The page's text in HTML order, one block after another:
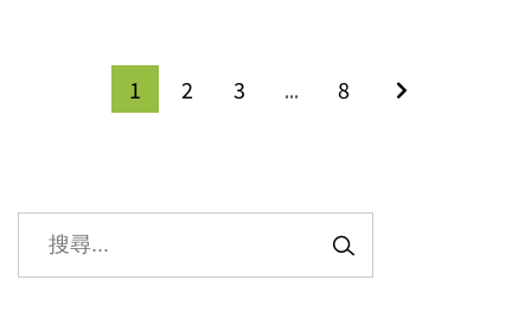
1 2 3 ... 8